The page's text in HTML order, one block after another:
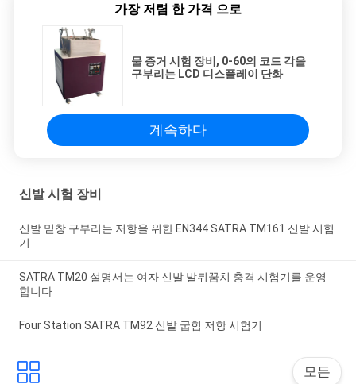
가장 저렴 한 가격 으로
물 증거 시험 장비, 0-60의 코드 각을
구부리는 LCD 디스플레이 단화
계속하다
신발 시험 장비
신발 밑창 구부리는 저항을 위한 EN344 SATRA TM161 신발 시험
기
SATRA TM20 설명서는 여자 신발 발뒤꿈치 충격 시험기를 운영
합니다
Four Station SATRA TM92 신발 굽힘 저항 시험기
모든